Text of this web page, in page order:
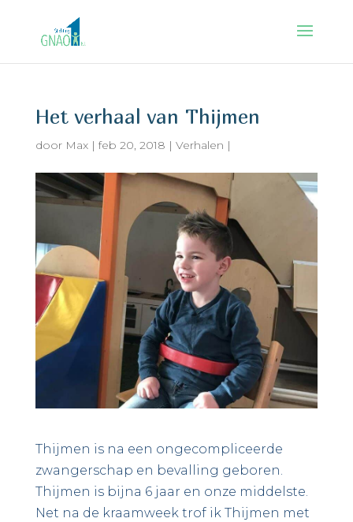
Het verhaal van Thijmen
door Max| feb 20, 2018 | Verhalen |
Thijmen is na een ongecompliceerde
zwangerschap en bevalling geboren.
Thijmen is bijna 6 jaar en onze middelste.
Net na de kraamweek trof ik Thijmen met